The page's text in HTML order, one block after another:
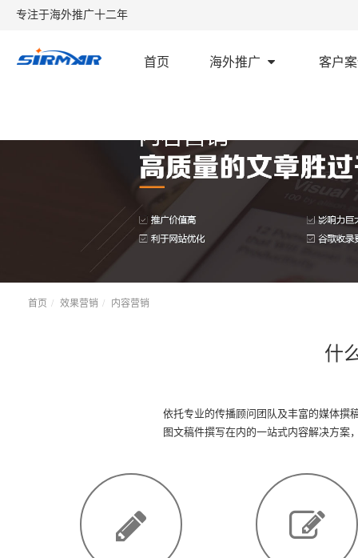
专注于海外推广十二年
首页 海外推广 客户
首页 效果营销 内容营销
什
依托专业的传播顾问团队及丰富的媒体撰
图文稿件撰写在内的一站式内容解决方案